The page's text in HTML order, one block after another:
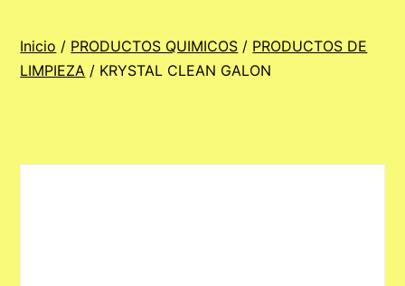
Inicio / PRODUCTOS QUIMICOS / PRODUCTOS DE
LIMPIEZA / KRYSTAL CLEAN GALON